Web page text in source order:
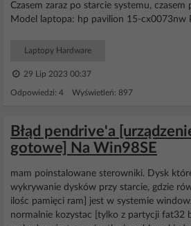
Czasem zaraz po starcie systemu,
Model laptopa: hp pavilion 15-cx0073nw
Laptopy Hardware
29 Lip 2023 00:37
Odpowiedzi: 4 Wyświetleń: 897
Błąd pendrive'a
gotowe] Na Win98SE
mam poinstalowane sterowniki. Dysk
wykrywanie dysków przy starcie, gdzie
ilośc pamięci ram] jest w systemie
normalnie kozystac [tylko z partycji fat32